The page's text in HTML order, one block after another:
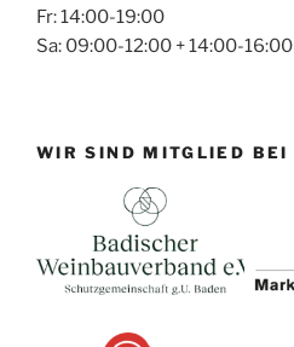
Fr: 14:00-19:00
Sa: 09:00-12:00 + 14:00-16:00
WIR SIND MITGLIED BEI